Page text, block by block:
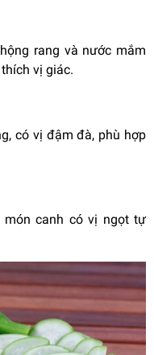
rang và nước mắm
vị giác.
có vị đậm đà, phù hợp
canh có vị ngọt tự